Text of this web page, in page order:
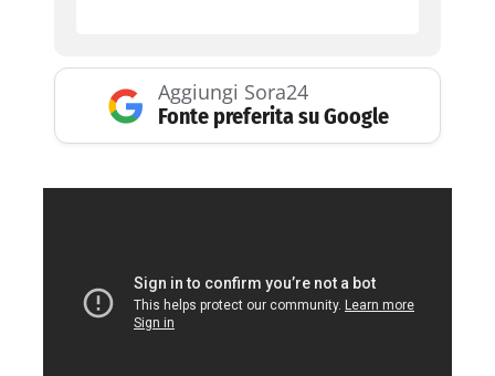
Aggiungi Sora24
Fonte preferita su Google